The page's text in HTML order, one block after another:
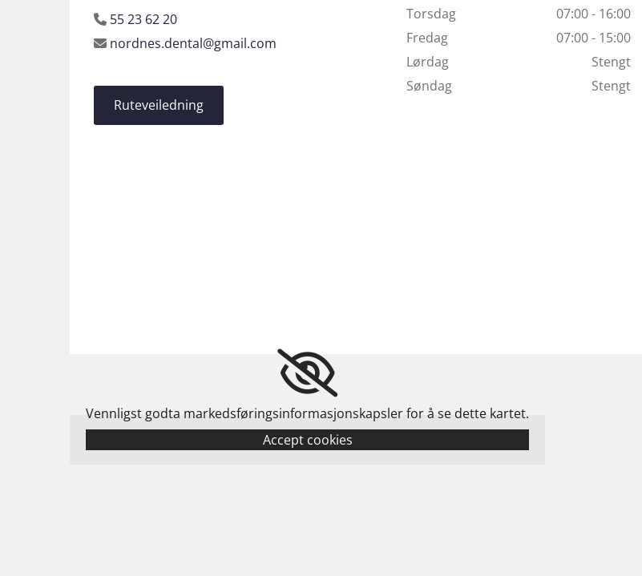
 55 23 62 20
 nordnes.dental@gmail.com
Ruteveiledning
Torsdag
07:00 - 16:00
Fredag
07:00 - 15:00
Lørdag
Stengt
Søndag
Stengt
Vennligst godta markedsføringsinformasjonskapsler for å se dette kartet.
Accept cookies